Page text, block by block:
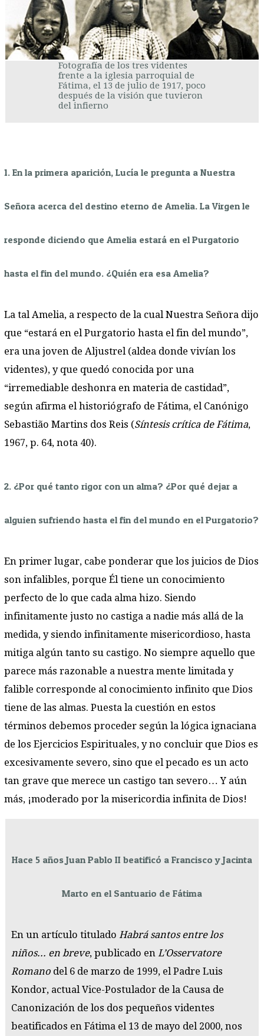
Fotografía de los tres videntes
frente a la iglesia parroquial de
Fátima, el 13 de julio de 1917, poco
después de la visión que tuvieron
del infierno
1. En la primera aparición, Lucía le pregunta a Nuestra
Señora acerca del destino eterno de Amelia. La Virgen le
responde diciendo que Amelia estará en el Purgatorio
hasta el fin del mundo. ¿Quién era esa Amelia?
La tal Amelia, a respecto de la cual Nuestra Señora dijo
que “estará en el Purgatorio hasta el fin del mundo”,
era una joven de Aljustrel (aldea donde vivían los
videntes), y que quedó conocida por una
“irremediable deshonra en materia de castidad”,
según afirma el historiógrafo de Fátima, el Canónigo
Sebastião Martins dos Reis (Síntesis crítica de Fátima,
1967, p. 64, nota 40).
2. ¿Por qué tanto rigor con un alma? ¿Por qué dejar a
alguien sufriendo hasta el fin del mundo en el Purgatorio?
En primer lugar, cabe ponderar que los juicios de Dios
son infalibles, porque Él tiene un conocimiento
perfecto de lo que cada alma hizo. Siendo
infinitamente justo no castiga a nadie más allá de la
medida, y siendo infinitamente misericordioso, hasta
mitiga algún tanto su castigo. No siempre aquello que
parece más razonable a nuestra mente limitada y
falible corresponde al conocimiento infinito que Dios
tiene de las almas. Puesta la cuestión en estos
términos debemos proceder según la lógica ignaciana
de los Ejercicios Espirituales, y no concluir que Dios es
excesivamente severo, sino que el pecado es un acto
tan grave que merece un castigo tan severo… Y aún
más, ¡moderado por la misericordia infinita de Dios!
Hace 5 años Juan Pablo II beatificó a Francisco y Jacinta
Marto en el Santuario de Fátima
En un artículo titulado Habrá santos entre los
niños... en breve, publicado en L’Osservatore
Romano del 6 de marzo de 1999, el Padre Luis
Kondor, actual Vice-Postulador de la Causa de
Canonización de los dos pequeños videntes
beatificados en Fátima el 13 de mayo del 2000, nos